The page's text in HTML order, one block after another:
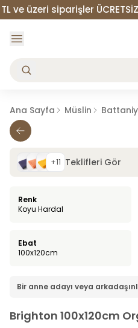
üzeri siparişler ÜCRETSİZ
Ana Sayfa Müslin
+11 Teklifleri Gör
Renk
Koyu Hardal
Ebat
100x120cm
Bir anne adayı veya
Brighton 100x120cm